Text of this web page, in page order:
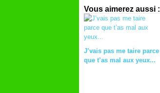
Vous aimerez aussi :
J’vais pas me taire parce
que t’as mal aux yeux...